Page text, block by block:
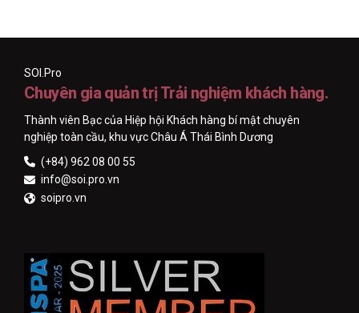
SOI.Pro
Chuyên gia quản trị Trải nghiệm khách hàng.
Thành viên Bạc của Hiệp hội Khách hàng bí mật chuyên
nghiệp toàn cầu, khu vực Châu Á Thái Bình Dương
(+84) 962 08 00 55
info@soi.pro.vn
soipro.vn